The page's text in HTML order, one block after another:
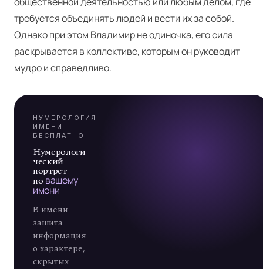
требуется объединять людей и вести их за собой.
Однако при этом Владимир не одиночка, его сила
раскрывается в коллективе, которым он руководит
мудро и справедливо.
А
7
НУМЕРОЛОГИЯ
ИМЕНИ ·
БЕСПЛАТНО
Нумерологи
ческий
портрет
по вашему
имени
В имени
зашита
информация
о характере,
скрытых